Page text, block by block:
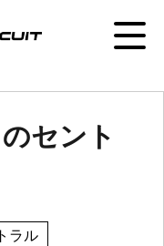
セント
ラル